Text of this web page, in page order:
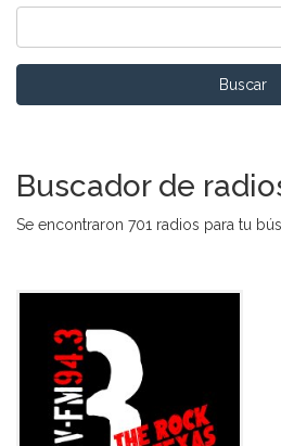
Buscar
Buscador de
Se encontraron 701 radios para tu